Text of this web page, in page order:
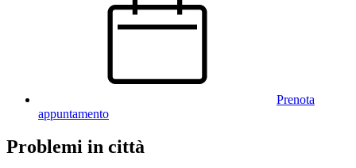
Prenota
appuntamento
Problemi in città